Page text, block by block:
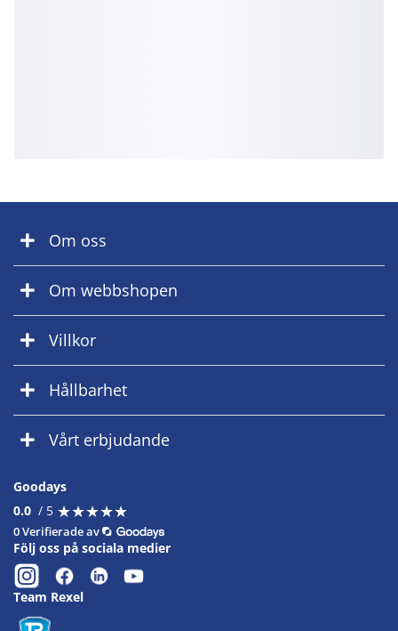
Om oss
Om webbshopen
Villkor
Hållbarhet
Vårt erbjudande
Goodays
0.0 / 5 ★★★★★
★★★★★
0 Verifierade av
Följ oss på sociala medier
Team Rexel